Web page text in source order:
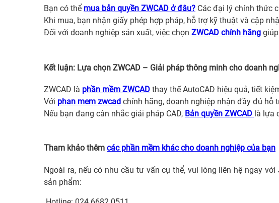
Bạn có thể mua bản quyền ZWCAD ở đâu? Các đại lý chính thức
Khi mua, bạn nhận giấy phép hợp pháp, hỗ trợ kỹ thuật và cập
Đối với doanh nghiệp sản xuất, việc chọn ZWCAD chính hãng
Kết luận: Lựa chọn ZWCAD – Giải pháp thông minh cho doanh
ZWCAD là phần mềm ZWCAD thay thế AutoCAD hiệu quả, tiết
Với phan mem zwcad chính hãng, doanh nghiệp nhận đầy đủ hỗ
Nếu bạn đang cân nhắc giải pháp CAD, Bản quyền ZWCAD là lựa
Tham khảo thêm các phần mềm khác cho doanh nghiệp của bạn
Ngoài ra, nếu có nhu cầu tư vấn cụ thể, vui lòng liên hệ ngay
sản phẩm: